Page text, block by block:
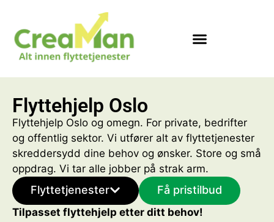
Flyttehjelp Oslo
Flyttehjelp Oslo og omegn. For private, bedrifter
og offentlig sektor. Vi utfører alt av flyttetjenester
skreddersydd dine behov og ønsker. Store og små
oppdrag. Vi tar alle jobber på strak arm.
Flyttetjenester Få pristilbud
Tilpasset flyttehjelp etter ditt behov!